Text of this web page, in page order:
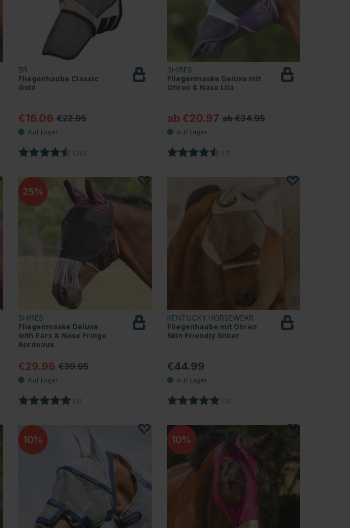
BR
Fliegenhaube Classic
Gold
€16.06 €22.95
Bewertung: (20)
SHIRES
Fliegenmaske Deluxe mit
Ohren & Nase Lila
ab €20.97 ab €34.95
Bewertung: (7)
25
SHIRES
Fliegenmaske Deluxe
with Ears & Nose Fringe
Bordeaux
€29.96 €39.95
Bewertung: (3)
KENTUCKY HORSEWEAR
Fliegenhaube mit Ohren
Skin Friendly Silber
€44.99
Bewertung: (3)
10 10